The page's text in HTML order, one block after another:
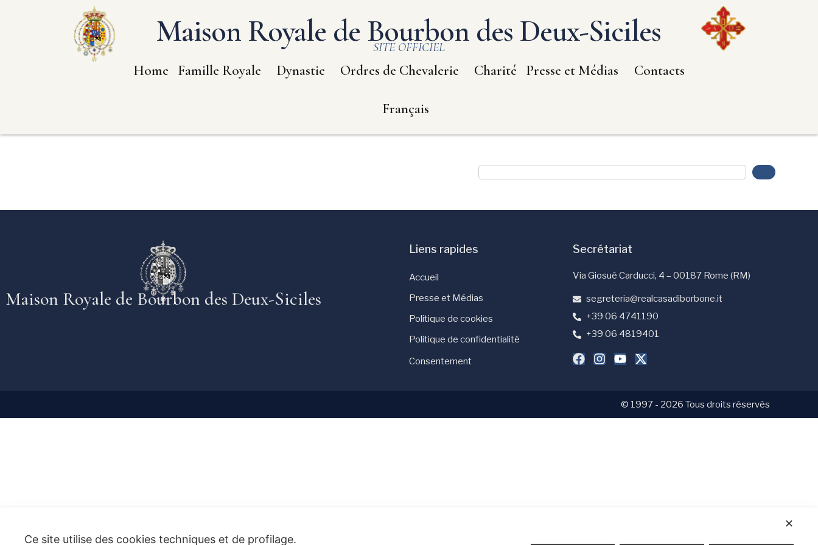
Maison Royale de Bourbon des Deux-Siciles
SITE OFFICIEL
Home Famille Royale Dynastie Ordres de Chevalerie Charité Presse et Médias Contacts
Français
Maison Royale de Bourbon des Deux-Siciles
Liens rapides
Accueil
Presse et Médias
Politique de cookies
Politique de confidentialité
Consentement
Secrétariat
Via Giosuè Carducci, 4 – 00187 Rome (RM)
segreteria@realcasadiborbone.it
+39 06 4741190
+39 06 4819401
© 1997 - 2026 Tous droits réservés
✕
Ce site utilise des cookies techniques et de profilage.